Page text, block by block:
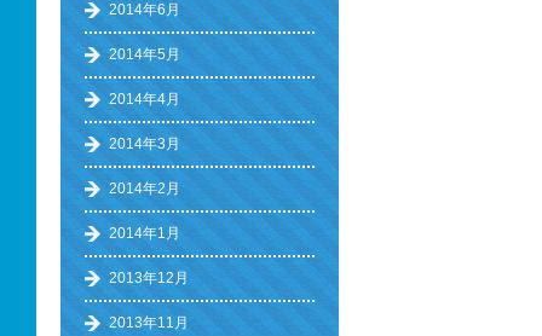
2014年6月
2014年5月
2014年4月
2014年3月
2014年2月
2014年1月
2013年12月
2013年11月